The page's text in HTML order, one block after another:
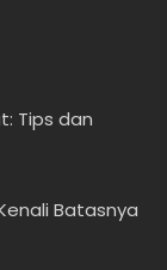
Tips dan
Batasnya